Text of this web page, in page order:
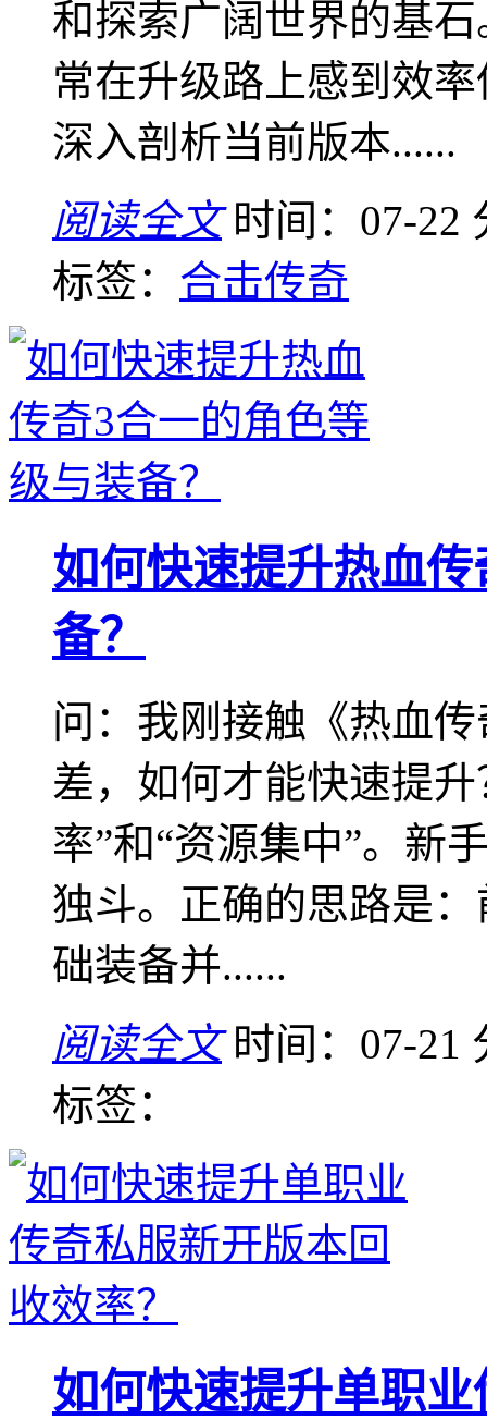
和探索广阔世界的基
常在升级路上感到效
深入剖析当前版本......
阅读全文 时间：07-22
标签： 合击传奇
如何快速提升热血
备？
问：我刚接触《热血
差，如何才能快速提
率”和“资源集中”。新
独斗。正确的思路是
础装备并......
阅读全文 时间：07-21
标签：
如何快速提升单职